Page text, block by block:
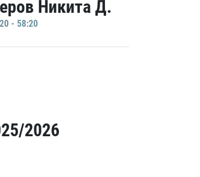
Никита Д.
- 58:20
2026